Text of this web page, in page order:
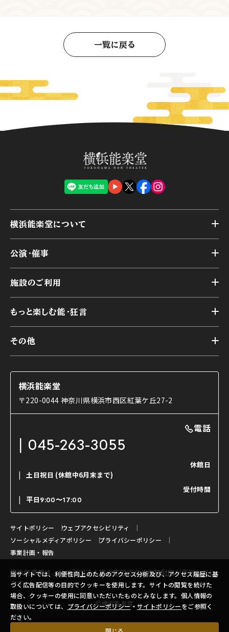
当サイトでは、利便性向上のためのアクセス分析及び、アクセス履歴に基
づく広告配信等の目的でクッキーを使用します。サイトの閲覧を続けた
場合、クッキーの使用に同意いただいたものとみなします。個人情報の
取扱いについては、 プライバシーポリシー・サイトポリシーをご参照く
ださい。
一覧に戻る
横浜能楽堂について
横浜能楽堂が取り組んだ事業
能舞台の歴史と特徴
様々なお客様に向けて
本舞台座席
交通アクセス
公演・催事
アーカイブ
施設のご利用
第二舞台
研修室
楽屋
ご利用の流れ
利用料金表
もっと楽しむ能・狂言
能舞台と演じ手
使用する道具
能・狂言の曲目説明
日本の古典芸能
その他
コラム
OTABISHO
チケット購入方法
ご寄附について
よくいただくご質問
お問い合わせ
横浜能楽堂
〒220-0044 神奈川県横浜市西区紅葉ケ丘27-2
電話
045-263-3055
休館日
土日祝日 (休館中6月末まで)
受付時間
平日9:00〜17:00
サイトポリシー
ウェブアクセシビリティ
ソーシャルメディアポリシー
プライバシーポリシー
事業計画・報告
横浜能楽堂は、公益財団法人横浜市芸術文化振興財団が運営してい
ます。
©横浜能楽堂